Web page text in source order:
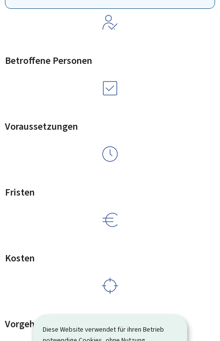
Diese Website verwendet für ihren Betrieb
Betroffene Personen
Voraussetzungen
Fristen
Kosten
Vorgehensweise und Details